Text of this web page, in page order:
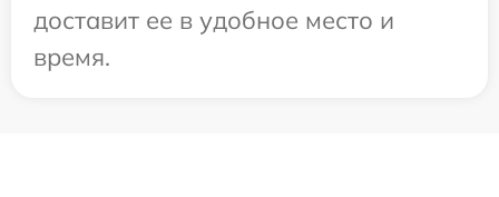
доставит ее в удобное место и
время.